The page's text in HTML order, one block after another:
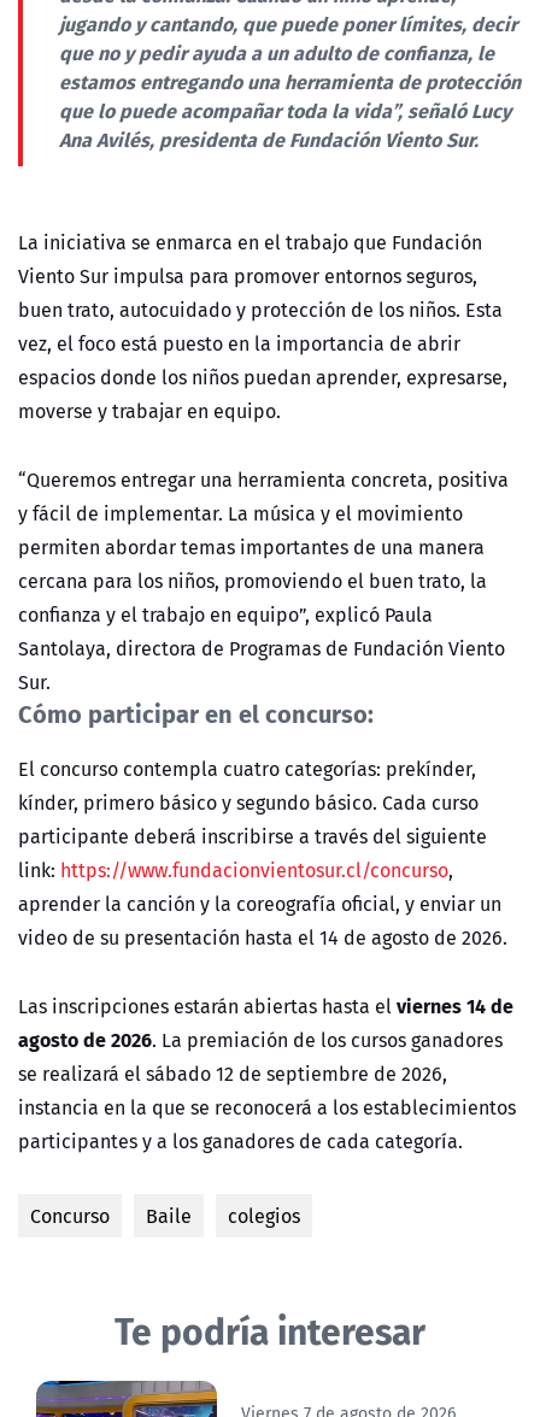
jugando y cantando, que puede poner límites, decir
que no y pedir ayuda a un adulto de confianza, le
estamos entregando una herramienta de protección
que lo puede acompañar toda la vida”, señaló Lucy
Ana Avilés, presidenta de Fundación Viento Sur.
La iniciativa se enmarca en el trabajo que Fundación
Viento Sur impulsa para promover entornos seguros,
buen trato, autocuidado y protección de los niños. Esta
vez, el foco está puesto en la importancia de abrir
espacios donde los niños puedan aprender, expresarse,
moverse y trabajar en equipo.
“Queremos entregar una herramienta concreta, positiva
y fácil de implementar. La música y el movimiento
permiten abordar temas importantes de una manera
cercana para los niños, promoviendo el buen trato, la
confianza y el trabajo en equipo”, explicó Paula
Santolaya, directora de Programas de Fundación Viento
Sur.
Cómo participar en el concurso:
El concurso contempla cuatro categorías: prekínder,
kínder, primero básico y segundo básico. Cada curso
participante deberá inscribirse a través del siguiente
link: https://www.fundacionvientosur.cl/concurso,
aprender la canción y la coreografía oficial, y enviar un
video de su presentación hasta el 14 de agosto de 2026.
Las inscripciones estarán abiertas hasta elviernes 14 de
agosto de 2026. La premiación de los cursos ganadores
se realizará el sábado 12 de septiembre de 2026,
instancia en la que se reconocerá a los establecimientos
participantes y a los ganadores de cada categoría.
Concurso Baile colegios
Te podría interesar